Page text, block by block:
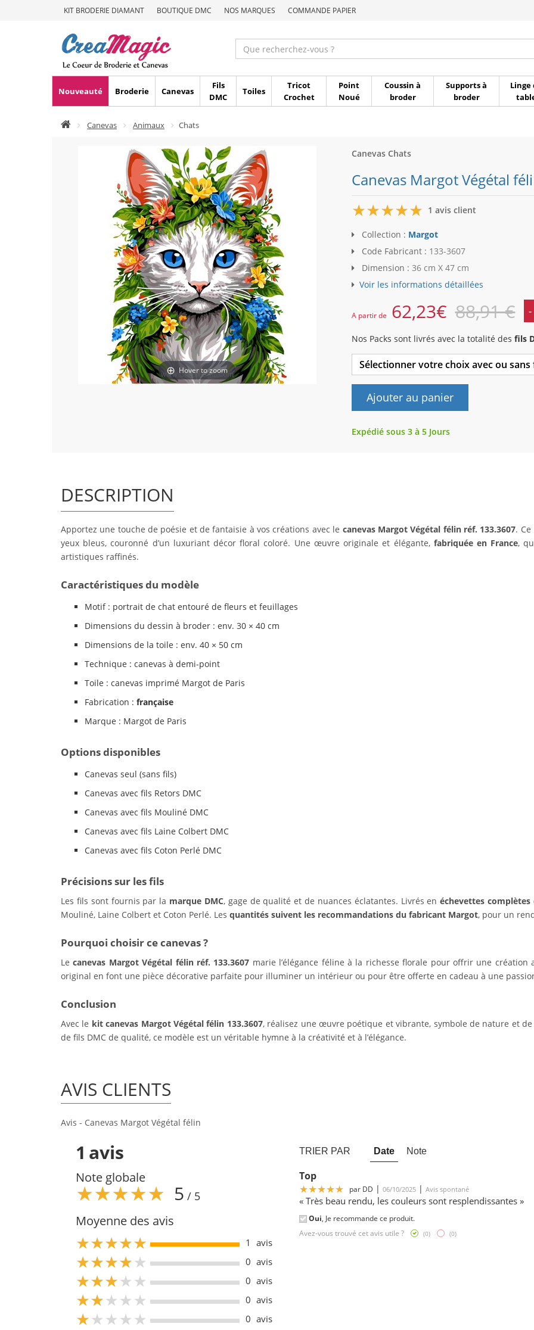
KIT BRODERIE DIAMANT BOUTIQUE DMC NOS MARQUES COMMANDE PAPIER
Nouveauté Broderie Canevas
Fils
DMC
Toiles
Tricot
Crochet
Point
Noué
Coussin à
broder
Supports à
broder
Linge
Canevas Animaux Chats
Hover to zoom
Canevas Chats
Canevas Margot Végétal
5
1 avis client
Collection : Margot
Code Fabricant : 133-3607
Dimension : 36 cm X 47 cm
Voir les informations détaillées
A partir de 62,23€ 88,91 € -
Nos Packs sont livrés avec la totalité des fils
Sélectionner votre choix avec ou
Ajouter au panier
Expédié sous 3 à 5 Jours
DESCRIPTION
Apportez une touche de poésie et de fantaisie à vos créations avec le canevas Margot Végétal félin réf. 133.3607.
yeux bleus, couronné d’un luxuriant décor floral coloré. Une œuvre originale et élégante, fabriquée en France,
artistiques raffinés.
Caractéristiques du modèle
Motif : portrait de chat entouré de fleurs et feuillages
Dimensions du dessin à broder : env. 30 × 40 cm
Dimensions de la toile : env. 40 × 50 cm
Technique : canevas à demi-point
Toile : canevas imprimé Margot de Paris
Fabrication : française
Marque : Margot de Paris
Options disponibles
Canevas seul (sans fils)
Canevas avec fils Retors DMC
Canevas avec fils Mouliné DMC
Canevas avec fils Laine Colbert DMC
Canevas avec fils Coton Perlé DMC
Précisions sur les fils
Les fils sont fournis par la marque DMC, gage de qualité et de nuances éclatantes. Livrés enéchevettes complètes
Mouliné, Laine Colbert et Coton Perlé. Les quantités suivent les recommandations du fabricant Margot, pour un
Pourquoi choisir ce canevas ?
Lecanevas Margot Végétal félin réf. 133.3607 marie l’élégance féline à la richesse florale pour offrir une
original en font une pièce décorative parfaite pour illuminer un intérieur ou pour être offerte en cadeau à une
Conclusion
Avec le kit canevas Margot Végétal félin 133.3607, réalisez une œuvre poétique et vibrante, symbole de nature et
de fils DMC de qualité, ce modèle est un véritable hymne à la créativité et à l’élégance.
AVIS CLIENTS
Avis - Canevas Margot Végétal félin
1 avis
Note globale
5 / 5
Moyenne des avis
5 1 avis
5 0 avis
5 0 avis
5 0 avis
5 0 avis
TRIER PAR Date Note
Top
par DD | 06/10/2025 | Avis spontané
« Très beau rendu, les couleurs sont resplendissantes »
Oui, Je recommande ce produit.
Avez-vous trouvé cet avis utile ?
(0) (0)